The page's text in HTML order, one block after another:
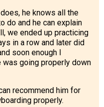
he knows all the
do and he can explain
we ended up practicing
in a row and later did
soon enough I
going properly down
recommend him for
properly.